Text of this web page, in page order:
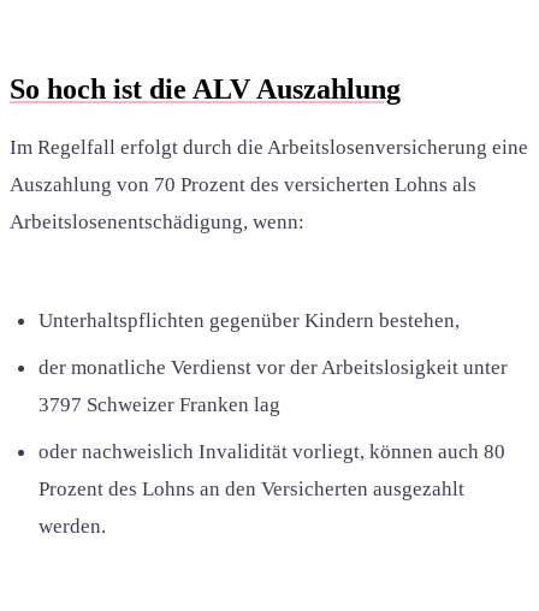
So hoch ist die ALV Auszahlung
Im Regelfall erfolgt durch die Arbeitslosenversicherung eine
Auszahlung von 70 Prozent des versicherten Lohns als
Arbeitslosenentschädigung, wenn:
Unterhaltspflichten gegenüber Kindern bestehen,
der monatliche Verdienst vor der Arbeitslosigkeit unter
3797 Schweizer Franken lag
oder nachweislich Invalidität vorliegt, können auch 80
Prozent des Lohns an den Versicherten ausgezahlt
werden.